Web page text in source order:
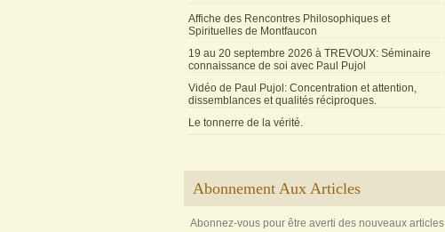
Affiche des Rencontres Philosophiques et
Spirituelles de Montfaucon
19 au 20 septembre 2026 à TREVOUX: Séminaire
connaissance de soi avec Paul Pujol
Vidéo de Paul Pujol: Concentration et attention,
dissemblances et qualités réciproques.
Le tonnerre de la vérité.
Abonnement Aux Articles
Abonnez-vous pour être averti des nouveaux articles